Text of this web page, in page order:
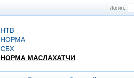
Логин:
НТВ
НОРМА
СБХ
НОРМА МАСЛАХАТЧИ